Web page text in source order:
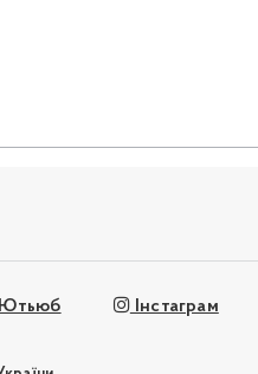
Ютьюб Інстаграм